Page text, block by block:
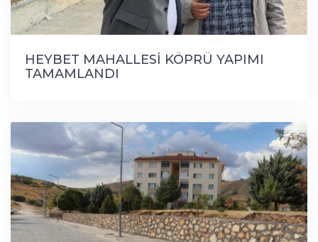
HEYBET MAHALLESİ KÖPRÜ YAPIMI
TAMAMLANDI